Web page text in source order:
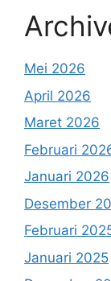
Mei 2026
April 2026
Maret 2026
Februari
Januari 2026
Desember
Februari
Januari 2025